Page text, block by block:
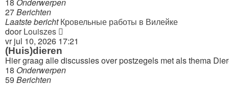
27Berichten
Laatste bericht Кровельные работы в Вилейке
doorLouiszes
laatste
vr jul 10, 2026 17:21
(Huis)dieren
Hier graag alle discussies over postzegels met als thema
18 Onderwerpen
59 Berichten